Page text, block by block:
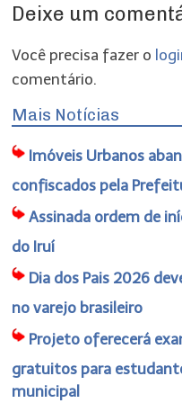
Deixe um
Você precisa fazer o
comentário.
Mais Notícias
Imóveis Urbanos
confiscados pela
Assinada ordem de
do Iruí
Dia dos Pais 2026
no varejo brasileiro
Projeto oferecerá
gratuitos para
municipal